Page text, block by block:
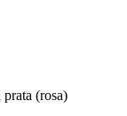
(rosa)